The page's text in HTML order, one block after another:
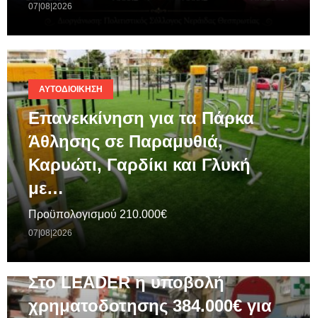
07|08|2026
ΑΥΤΟΔΙΟΊΚΗΣΗ
Επανεκκίνηση για τα Πάρκα
Άθλησης σε Παραμυθιά,
Καρυώτι, Γαρδίκι και Γλυκή
με…
Προϋπολογισμού 210.000€
07|08|2026
Στο LEADER η υποβολή
χρηματοδοτησης 384.000€ για